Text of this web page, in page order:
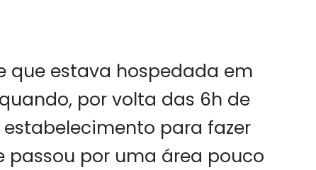
que estava hospedada em
por volta das 6h de
para fazer
passou por uma área pouco